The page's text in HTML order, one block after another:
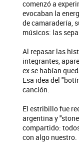
comenzó a
evocaban la
de camaradería,
músicos: las
Al repasar las
integrantes,
ex se habían
Esa idea del
canción.
El estribillo fue
argentina y
compartido:
con algo nuestro.